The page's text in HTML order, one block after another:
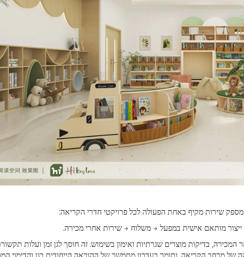
מותאם אישית במפעל → משלוח → שירות אחרי מכירה.
בדיקות מוצרים שגרתיות ואימון בשימוש. זה חוסך לגן זמן ועלות